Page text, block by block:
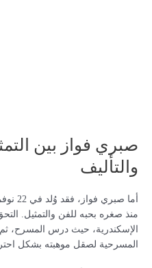
صبري فواز بين
والتأليف
منذ صغره بحبه للفن والتمثيل.
الإسكندرية، حيث درس المسرح، ثم
المسرحية لصقل موهبته بشكل